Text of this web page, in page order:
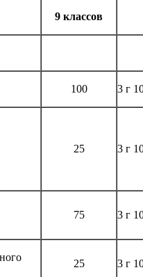
9 классов
100 3 г
25 3 г
75 3 г
25 3 г